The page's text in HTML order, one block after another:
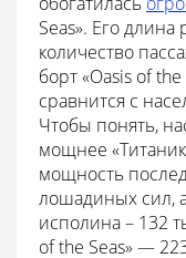
Seas». Его
количество
борт «Oasis of
сравнится с
Чтобы понять,
мощнее
мощность
лошадиных сил,
исполина – 132
of the Seas» —